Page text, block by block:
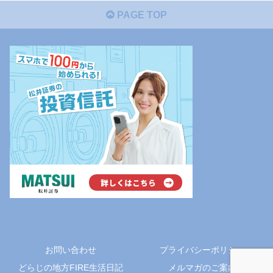
PAGE TOP
お問い合わせ
プライバシーポリシー
どらじの地方FIRE生活日記
メルマガのご案内